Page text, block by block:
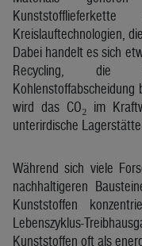
Kreislauftechnologien,
Dabei handelt es sich
Recycling, die
Kohlenstoffabscheidung
wird das CO₂ im
unterirdische
Während sich viele
nachhaltigeren
Kunststoffen
Lebenszyklus-
Kunststoffen oft als